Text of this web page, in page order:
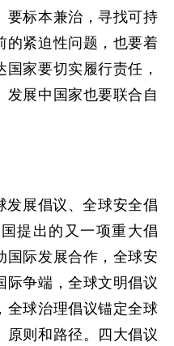
要标本兼治，寻找可持
的紧迫性问题，也要着
家要切实履行责任，
发展中国家也要联合自
发展倡议、全球安全倡
提出的又一项重大倡
国际发展合作，全球安
际争端，全球文明倡议
全球治理倡议锚定全球
原则和路径。四大倡议